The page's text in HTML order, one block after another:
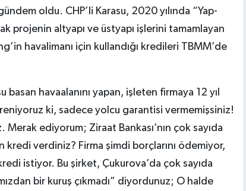
oldu. CHP’li Karasu, 2020 yılında “Yap-
projenin altyapı ve üstyapı işlerini tamamlayan
havalimanı için kullandığı kredileri TBMM’de
basan havaalanını yapan, işleten firmaya 12 yıl
ki, sadece yolcu garantisi vermemişsiniz!
Merak ediyorum; Ziraat Bankası’nın çok sayıda
verdiniz? Firma şimdi borçlarını ödemiyor,
istiyor. Bu şirket, Çukurova’da çok sayıda
bir kuruş çıkmadı” diyordunuz; O halde